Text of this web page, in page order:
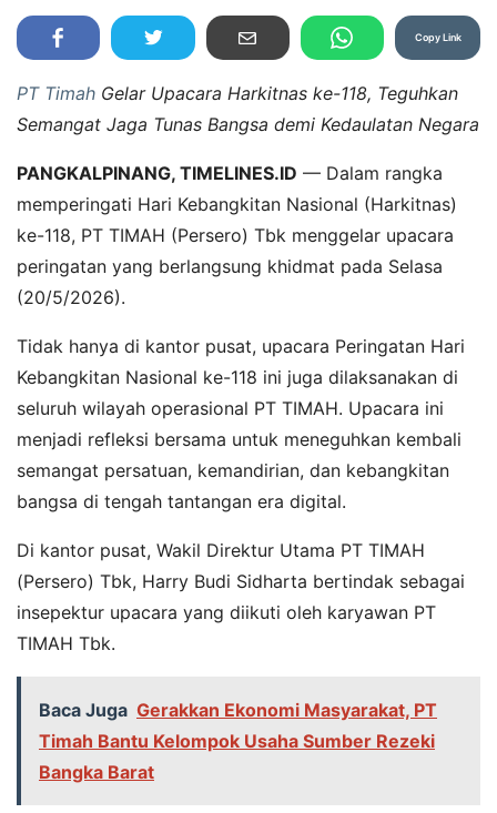
Copy Link
PT Timah Gelar Upacara Harkitnas ke-118, Teguhkan
Semangat Jaga Tunas Bangsa demi Kedaulatan Negara
PANGKALPINANG, TIMELINES.ID — Dalam rangka
memperingati Hari Kebangkitan Nasional (Harkitnas)
ke-118, PT TIMAH (Persero) Tbk menggelar upacara
peringatan yang berlangsung khidmat pada Selasa
(20/5/2026).
Tidak hanya di kantor pusat, upacara Peringatan Hari
Kebangkitan Nasional ke-118 ini juga dilaksanakan di
seluruh wilayah operasional PT TIMAH. Upacara ini
menjadi refleksi bersama untuk meneguhkan kembali
semangat persatuan, kemandirian, dan kebangkitan
bangsa di tengah tantangan era digital.
Di kantor pusat, Wakil Direktur Utama PT TIMAH
(Persero) Tbk, Harry Budi Sidharta bertindak sebagai
insepektur upacara yang diikuti oleh karyawan PT
TIMAH Tbk.
Baca Juga Gerakkan Ekonomi Masyarakat, PT
Timah Bantu Kelompok Usaha Sumber Rezeki
Bangka Barat